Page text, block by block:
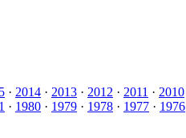
· 2014 · 2013 · 2012 · 2011 · 2010
· 1980 · 1979 · 1978 · 1977 · 1976